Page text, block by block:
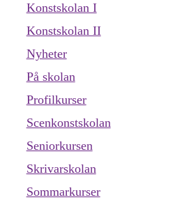
Konstskolan I
Konstskolan II
Nyheter
På skolan
Profilkurser
Scenkonstskolan
Seniorkursen
Skrivarskolan
Sommarkurser